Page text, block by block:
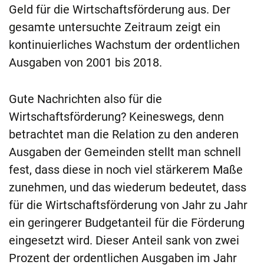
Geld für die Wirtschaftsförderung aus. Der
gesamte untersuchte Zeitraum zeigt ein
kontinuierliches Wachstum der ordentlichen
Ausgaben von 2001 bis 2018.
Gute Nachrichten also für die
Wirtschaftsförderung? Keineswegs, denn
betrachtet man die Relation zu den anderen
Ausgaben der Gemeinden stellt man schnell
fest, dass diese in noch viel stärkerem Maße
zunehmen, und das wiederum bedeutet, dass
für die Wirtschaftsförderung von Jahr zu Jahr
ein geringerer Budgetanteil für die Förderung
eingesetzt wird. Dieser Anteil sank von zwei
Prozent der ordentlichen Ausgaben im Jahr